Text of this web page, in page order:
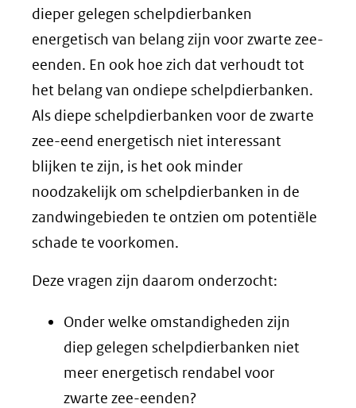
dieper gelegen schelpdierbanken
energetisch van belang zijn voor zwarte zee-
eenden. En ook hoe zich dat verhoudt tot
het belang van ondiepe schelpdierbanken.
Als diepe schelpdierbanken voor de zwarte
zee-eend energetisch niet interessant
blijken te zijn, is het ook minder
noodzakelijk om schelpdierbanken in de
zandwingebieden te ontzien om potentiële
schade te voorkomen.
Deze vragen zijn daarom onderzocht:
Onder welke omstandigheden zijn
diep gelegen schelpdierbanken niet
meer energetisch rendabel voor
zwarte zee-eenden?